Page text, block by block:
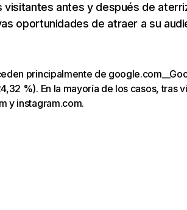
visitantes antes y después de
oportunidades de atraer a su
principalmente de
%). En la mayoría de los casos, tras
y instagram.com.